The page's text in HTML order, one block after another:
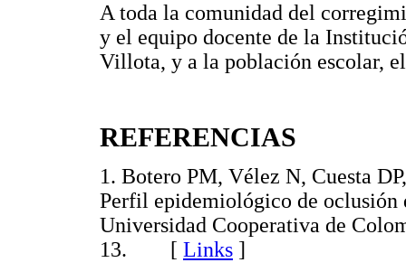
A toda la comunidad del
y el equipo docente de la
Villota, y a la población escolar,
REFERENCIAS
1. Botero PM, Vélez N, Cuesta
Perfil epidemiológico de oclusión
Universidad Cooperativa de
13. [ Links ]